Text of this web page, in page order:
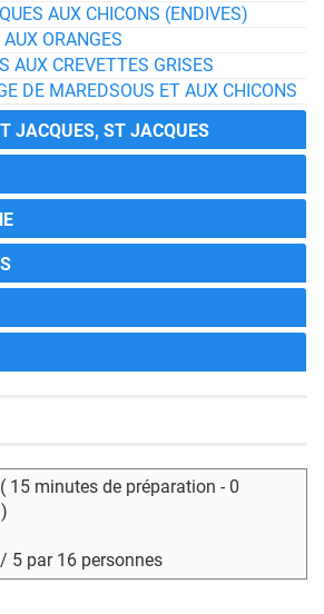
AUX CHICONS (ENDIVES)
ORANGES
AUX CREVETTES GRISES
DE MAREDSOUS ET AUX CHICONS
JACQUES, ST JACQUES
15 minutes de préparation - 0
5 par 16 personnes